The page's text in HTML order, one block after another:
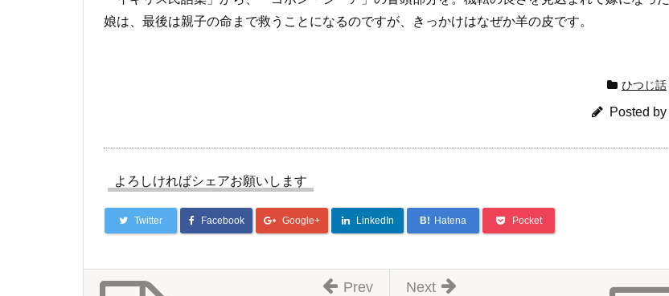
娘は、最後は親子の命まで救うことになるのですが、きっかけはなぜか羊の皮です。
ひつじ話
Posted by
よろしければシェアお願いします
Twitter Facebook Google+ LinkedIn B! Hatena Pocket
Next
Prev